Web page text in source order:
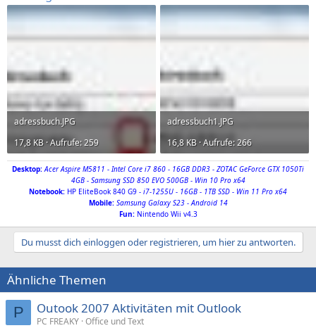
adressbuch.JPG
17,8 KB · Aufrufe: 259
adressbuch1.JPG
16,8 KB · Aufrufe: 266
Desktop:Acer Aspire M5811 - Intel Core i7 860 - 16GB DDR3 - ZOTAC GeForce GTX 1050Ti
4GB - Samsung SSD 850 EVO 500GB - Win 10 Pro x64
Notebook: HP EliteBook 840 G9 - i7-1255U - 16GB - 1TB SSD - Win 11 Pro x64
Mobile: Samsung Galaxy S23 - Android 14
Fun: Nintendo Wii v4.3
Du musst dich einloggen oder registrieren, um hier zu antworten.
Ähnliche Themen
P Outook 2007 Aktivitäten mit Outlook
PC FREAKY Office und Text